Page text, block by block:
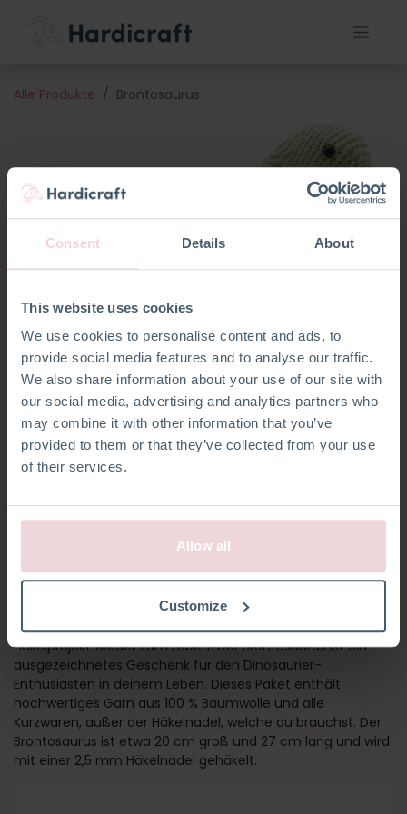
Consent Details About
This website uses cookies
We use cookies to personalise content and ads, to
provide social media features and to analyse our traffic.
We also share information about your use of our site with
our social media, advertising and analytics partners who
may combine it with other information that you’ve
provided to them or that they’ve collected from your use
of their services.
Allow all
Customize
Alle Produkte Brontosaurus
BRONTOSAURUS
Erwecke den Brontosaurus mit deinem nächsten
Häkelprojekt wieder zum Leben! Der Brontosaurus ist ein
ausgezeichnetes Geschenk für den Dinosaurier-
Enthusiasten in deinem Leben. Dieses Paket enthält
hochwertiges Garn aus 100 % Baumwolle und alle
Kurzwaren, außer der Häkelnadel, welche du brauchst. Der
Brontosaurus ist etwa 20 cm groß und 27 cm lang und wird
mit einer 2,5 mm Häkelnadel gehäkelt.